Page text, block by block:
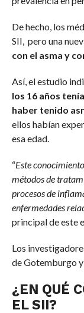
De hecho, los
SII, pero una
con el asma y
Así, el estudio
los 16 años
haber tenido
ellos habían
esa edad.
“Este
métodos de
procesos de
enfermedades
principal de este
Los
de Gotemburgo
¿EN QUÉ
EL SII?